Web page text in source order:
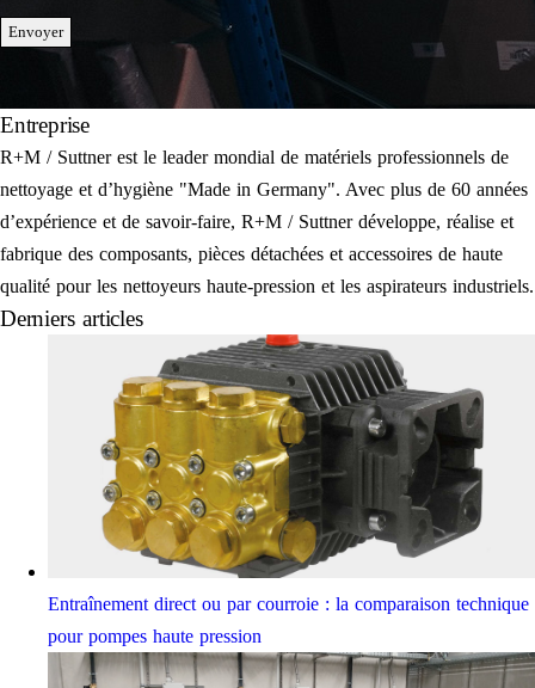
Envoyer
Entreprise
R+M / Suttner est le leader mondial de matériels professionnels de
nettoyage et d’hygiène "Made in Germany". Avec plus de 60 années
d’expérience et de savoir-faire, R+M / Suttner développe, réalise et
fabrique des composants, pièces détachées et accessoires de haute
qualité pour les nettoyeurs haute-pression et les aspirateurs industriels.
Derniers articles
Entraînement direct ou par courroie : la comparaison technique
pour pompes haute pression